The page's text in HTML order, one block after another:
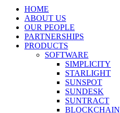
HOME
ABOUT US
OUR PEOPLE
PARTNERSHIPS
PRODUCTS
SOFTWARE
SIMPLICITY
STARLIGHT
SUNSPOT
SUNDESK
SUNTRACT
BLOCKCHAIN